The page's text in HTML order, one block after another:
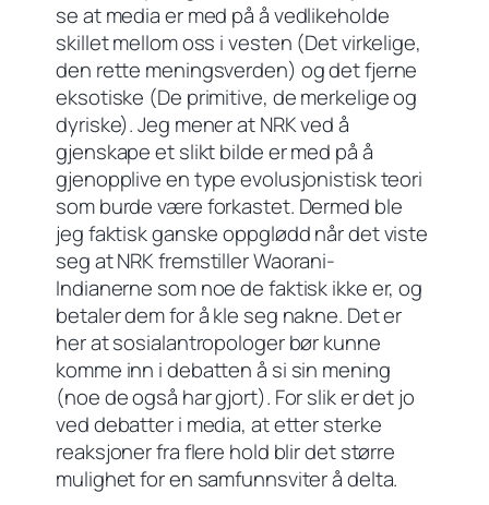
se at media er med på å vedlikeholde
skillet mellom oss i vesten (Det virkelige,
den rette meningsverden) og det fjerne
eksotiske (De primitive, de merkelige og
dyriske). Jeg mener at NRK ved å
gjenskape et slikt bilde er med på å
gjenopplive en type evolusjonistisk teori
som burde være forkastet. Dermed ble
jeg faktisk ganske oppglødd når det viste
seg at NRK fremstiller Waorani-
Indianerne som noe de faktisk ikke er, og
betaler dem for å kle seg nakne. Det er
her at sosialantropologer bør kunne
komme inn i debatten å si sin mening
(noe de også har gjort). For slik er det jo
ved debatter i media, at etter sterke
reaksjoner fra flere hold blir det større
mulighet for en samfunnsviter å delta.